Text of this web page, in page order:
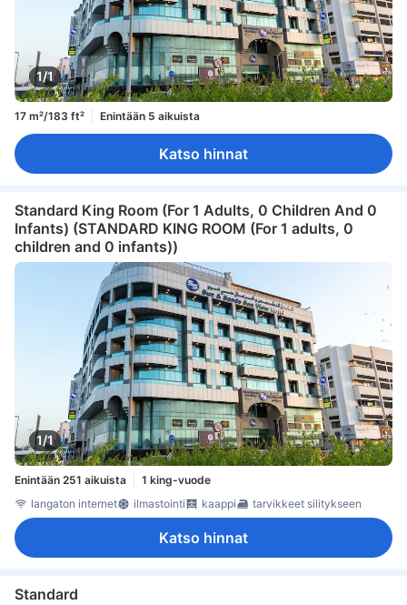
1/1
17 m²/183 ft² Enintään 5 aikuista
Katso hinnat
Standard King Room (For 1 Adults, 0 Children And 0
Infants) (STANDARD KING ROOM (For 1 adults, 0
children and 0 infants))
1/1
Enintään 251 aikuista
1 king-vuode
langaton internet
ilmastointi kaappi tarvikkeet silitykseen
Katso hinnat
Standard